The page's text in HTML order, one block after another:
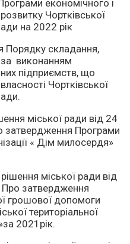
економічного і
Чортківської
на 2022 рік
складання,
виконанням
підприємств, що
Чортківської
міської ради від 24
затвердження Програми
« Дім милосердя»
міської ради від
затвердження
грошової допомоги
територіальної
2021рік.